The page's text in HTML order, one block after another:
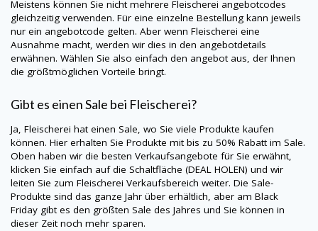
Meistens können Sie nicht mehrere Fleischerei angebotcodes
gleichzeitig verwenden. Für eine einzelne Bestellung kann jeweils
nur ein angebotcode gelten. Aber wenn Fleischerei eine
Ausnahme macht, werden wir dies in den angebotdetails
erwähnen. Wählen Sie also einfach den angebot aus, der Ihnen
die größtmöglichen Vorteile bringt.
Gibt es einen Sale bei Fleischerei?
Ja, Fleischerei hat einen Sale, wo Sie viele Produkte kaufen
können. Hier erhalten Sie Produkte mit bis zu 50% Rabatt im Sale.
Oben haben wir die besten Verkaufsangebote für Sie erwähnt,
klicken Sie einfach auf die Schaltfläche (DEAL HOLEN) und wir
leiten Sie zum Fleischerei Verkaufsbereich weiter. Die Sale-
Produkte sind das ganze Jahr über erhältlich, aber am Black
Friday gibt es den größten Sale des Jahres und Sie können in
dieser Zeit noch mehr sparen.